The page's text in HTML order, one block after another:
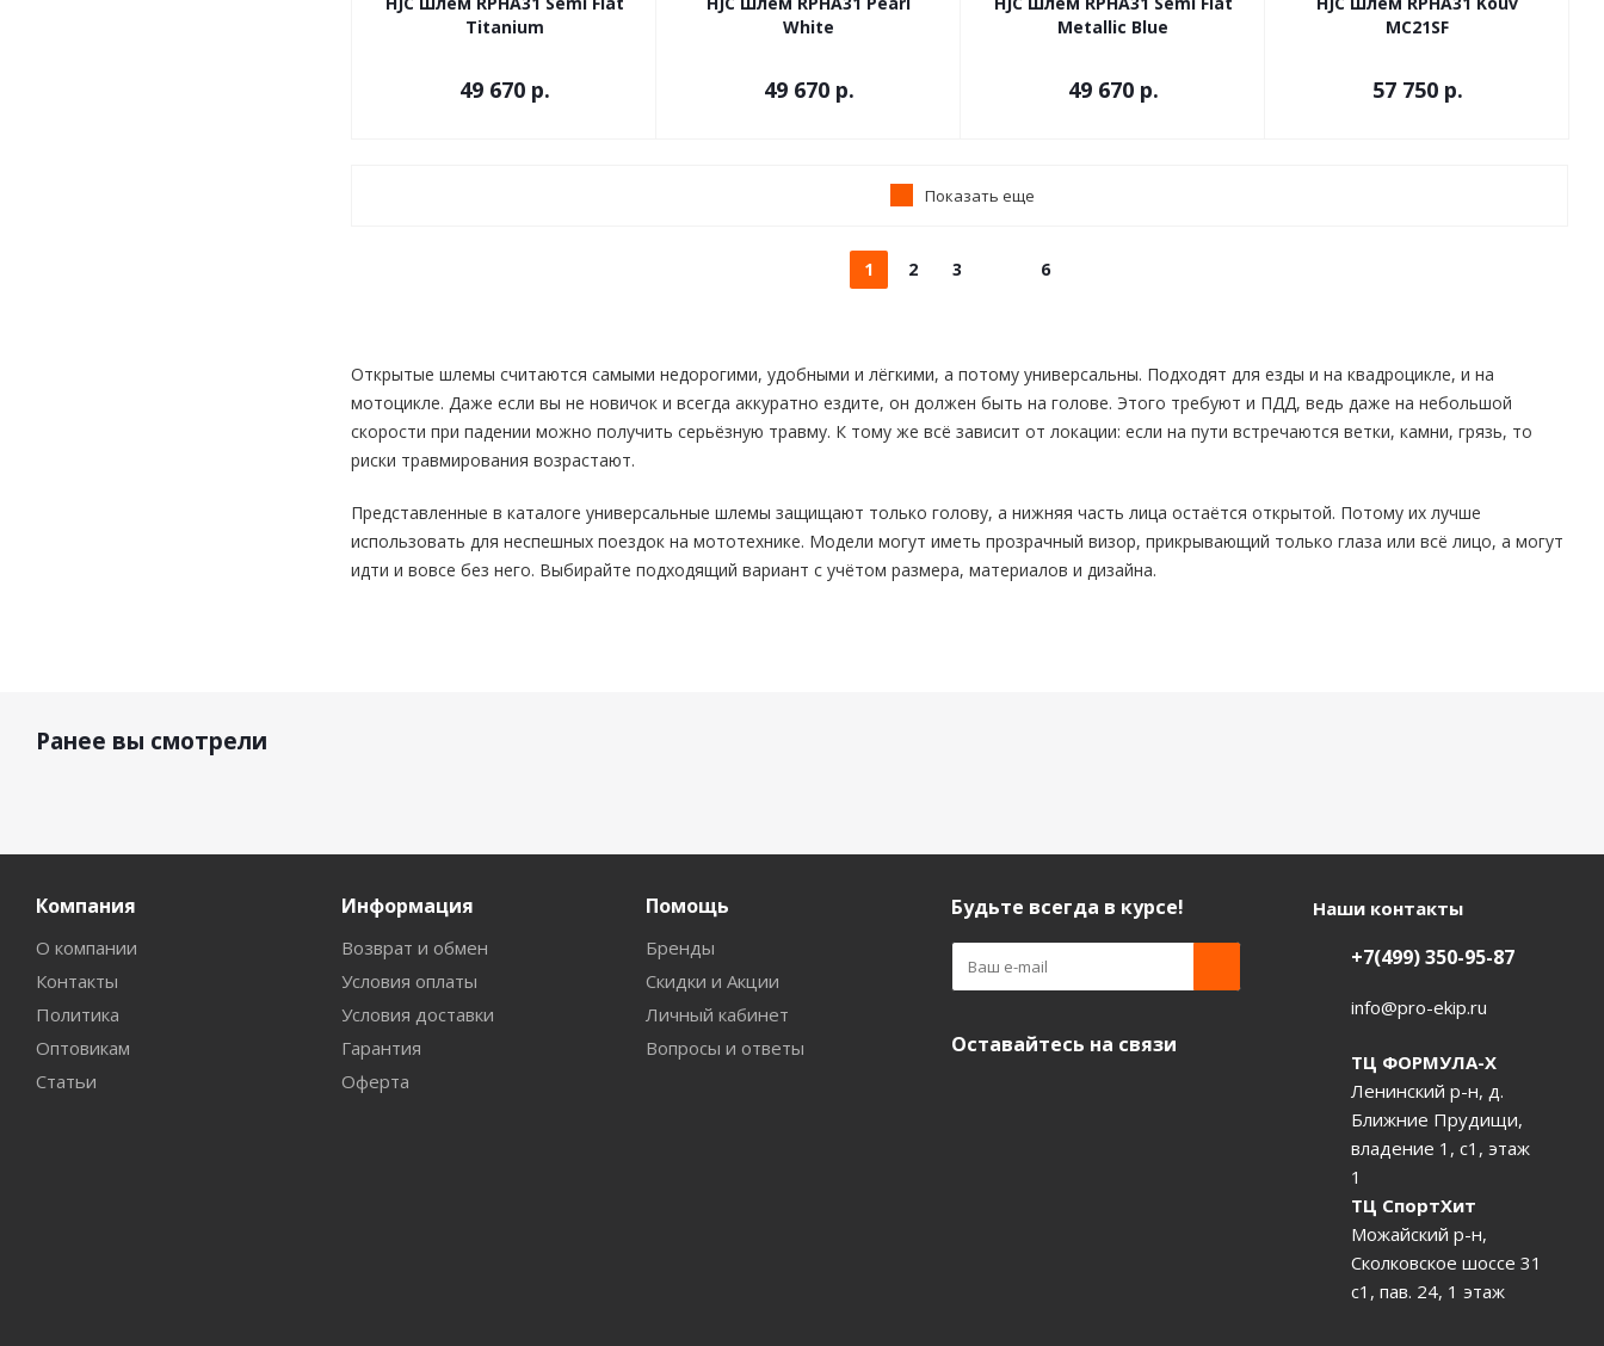
Titanium
49 670 р.
White
49 670 р.
Metallic Blue
49 670 р.
MC21SF
57 750 р.
Показать еще
1 2 3 6
Открытые шлемы считаются самыми недорогими, удобными и лёгкими, а потому универсальны. Подходят для езды и на квадроцикле, и на
мотоцикле. Даже если вы не новичок и всегда аккуратно ездите, он должен быть на голове. Этого требуют и ПДД, ведь даже на небольшой
скорости при падении можно получить серьёзную травму. К тому же всё зависит от локации: если на пути встречаются ветки, камни, грязь, то
риски травмирования возрастают.
Представленные в каталоге универсальные шлемы защищают только голову, а нижняя часть лица остаётся открытой. Потому их лучше
использовать для неспешных поездок на мототехнике. Модели могут иметь прозрачный визор, прикрывающий только глаза или всё лицо, а могут
идти и вовсе без него. Выбирайте подходящий вариант с учётом размера, материалов и дизайна.
Ранее вы смотрели
Компания
О компании
Контакты
Политика
Оптовикам
Статьи
Информация
Возврат и обмен
Условия оплаты
Условия доставки
Гарантия
Оферта
Помощь
Бренды
Скидки и Акции
Личный кабинет
Вопросы и ответы
Будьте всегда в курсе!
Оставайтесь на связи
Наши контакты
+7(499) 350-95-87
info@pro-ekip.ru
ТЦ ФОРМУЛА-Х
Ленинский р-н, д.
Ближние Прудищи,
владение 1, с1, этаж
1
ТЦ СпортХит
Можайский р-н,
Сколковское шоссе 31
с1, пав. 24, 1 этаж